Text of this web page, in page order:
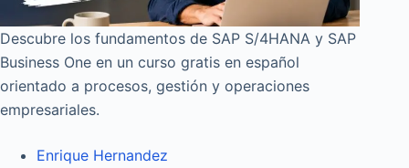
Descubre los fundamentos de SAP S/4HANA y SAP
Business One en un curso gratis en español
orientado a procesos, gestión y operaciones
empresariales.
Enrique Hernandez